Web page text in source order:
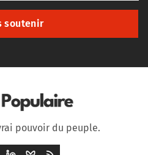
soutenir
pouvoir du peuple.